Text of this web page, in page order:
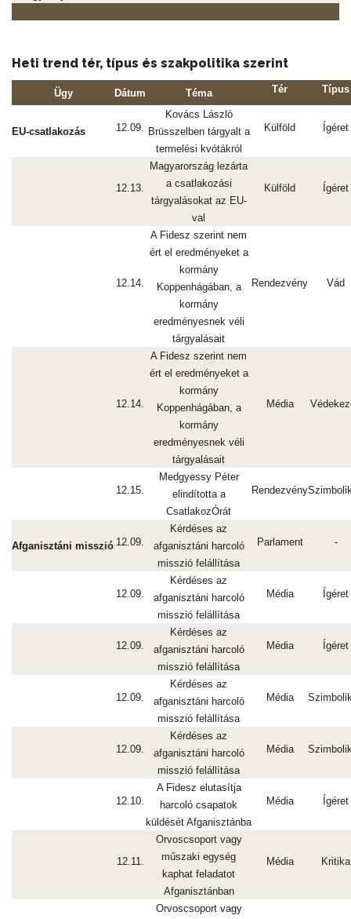
Heti trend tér, típus és szakpolitika szerint
Ügy Dátum Téma Tér Típus
EU-csatlakozás 12.09.
Kovács László
Brüsszelben tárgyalt a
termelési kvótákról
Külföld Ígéret
12.13.
Magyarország lezárta
a csatlakozási
tárgyalásokat az EU-
val
Külföld Ígéret
12.14.
A Fidesz szerint nem
ért el eredményeket a
kormány
Koppenhágában, a
kormány
eredményesnek véli
tárgyalásait
Rendezvény Vád
12.14.
A Fidesz szerint nem
ért el eredményeket a
kormány
Koppenhágában, a
kormány
eredményesnek véli
tárgyalásait
Média
12.15.
Medgyessy Péter
elindította a
CsatlakozÓrát
Rendezvény
Afganisztáni misszió 12.09.
Kérdéses az
afganisztáni harcoló
misszió felállítása
Parlament -
12.09.
Kérdéses az
afganisztáni harcoló
misszió felállítása
Média Ígéret
12.09.
Kérdéses az
afganisztáni harcoló
misszió felállítása
Média Ígéret
12.09.
Kérdéses az
afganisztáni harcoló
misszió felállítása
Média
12.09.
Kérdéses az
afganisztáni harcoló
misszió felállítása
Média
12.10.
A Fidesz elutasítja
harcoló csapatok
küldését Afganisztánba
Média Ígéret
12.11.
Orvoscsoport vagy
műszaki egység
kaphat feladatot
Afganisztánban
Média Kritika
Orvoscsoport vagy